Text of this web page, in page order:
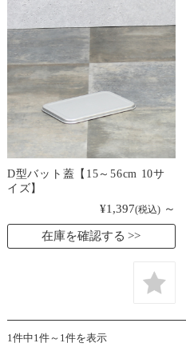
D型バット蓋【15～56cm 10サ
イズ】
¥1,397(税込) ～
在庫を確認する
1件中1件～1件を表示